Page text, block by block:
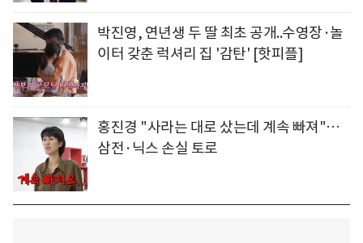
박진영, 연년생 두 딸 최초 공개..수영장·놀
이터 갖춘 럭셔리 집 '감탄' [핫피플]
홍진경 "사라는 대로 샀는데 계속 빠져"…
삼전·닉스 손실 토로